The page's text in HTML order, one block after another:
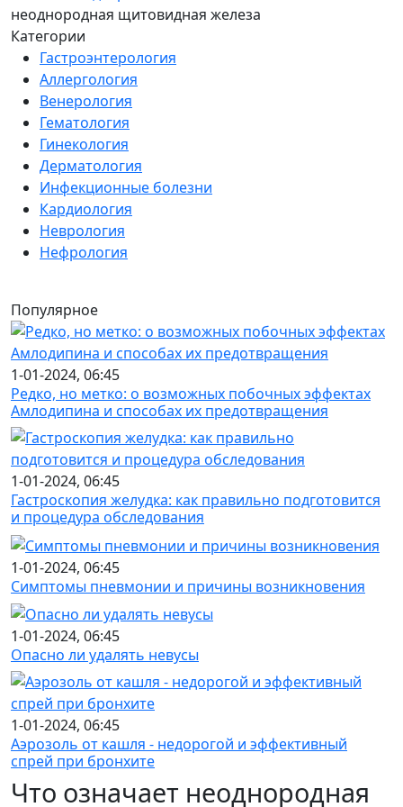
неоднородная щитовидная железа
Категории
Гастроэнтерология
Аллергология
Венерология
Гематология
Гинекология
Дерматология
Инфекционные болезни
Кардиология
Неврология
Нефрология
Популярное
1-01-2024, 06:45
Редко, но метко: о возможных побочных эффектах
Амлодипина и способах их предотвращения
1-01-2024, 06:45
Гастроскопия желудка: как правильно подготовится
и процедура обследования
1-01-2024, 06:45
Симптомы пневмонии и причины возникновения
1-01-2024, 06:45
Опасно ли удалять невусы
1-01-2024, 06:45
Аэрозоль от кашля - недорогой и эффективный
спрей при бронхите
Что означает неоднородная